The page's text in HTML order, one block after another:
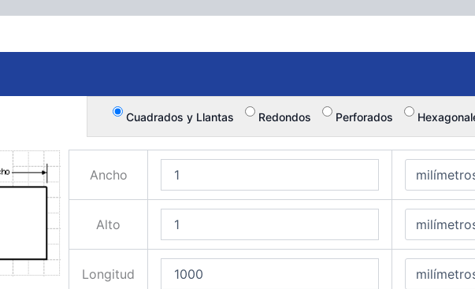
Cuadrados y Llantas Redondos Perforados
Ancho
Alto
Longitud